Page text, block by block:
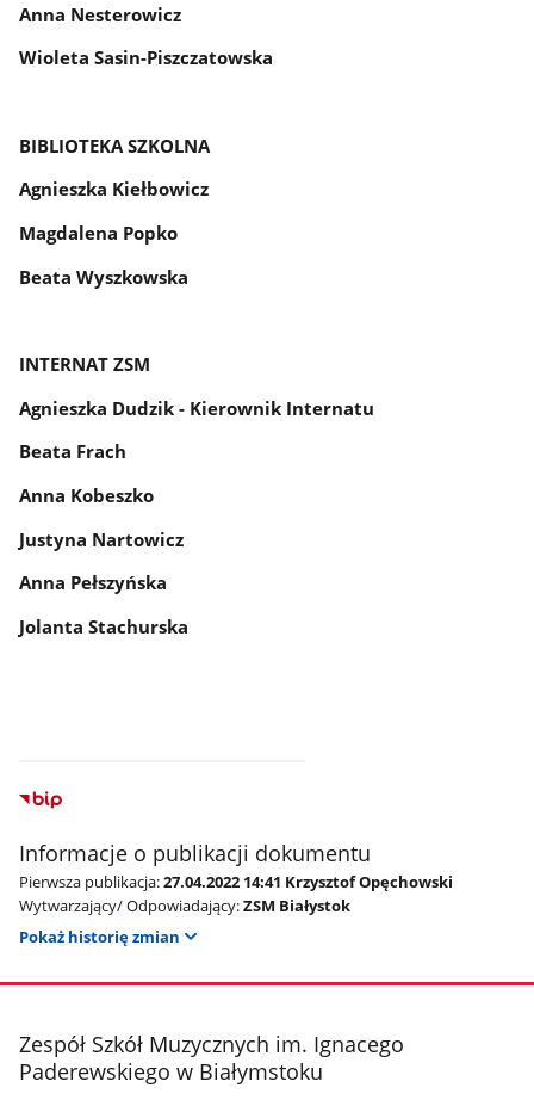
Anna Nesterowicz
Wioleta Sasin-Piszczatowska
BIBLIOTEKA SZKOLNA
Agnieszka Kiełbowicz
Magdalena Popko
Beata Wyszkowska
INTERNAT ZSM
Agnieszka Dudzik - Kierownik Internatu
Beata Frach
Anna Kobeszko
Justyna Nartowicz
Anna Pełszyńska
Jolanta Stachurska
Informacje o publikacji dokumentu
Pierwsza publikacja:27.04.2022 14:41 Krzysztof Opęchowski
Wytwarzający/ Odpowiadający:ZSM Białystok
Pokaż historię zmian
stopka
Zespół Szkół Muzycznych im. Ignacego
Paderewskiego w Białymstoku